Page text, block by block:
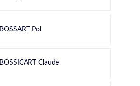
BOSSART Pol
BOSSICART Claude